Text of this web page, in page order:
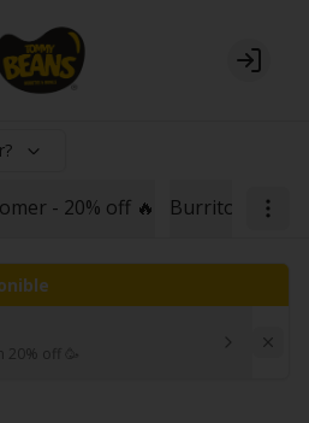
Login
- 20% off 🔥 Burritos Red
20% off 🥳